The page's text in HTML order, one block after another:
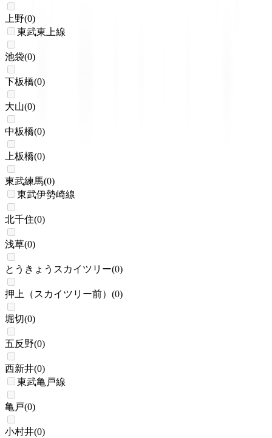
上野(0)
東武東上線
池袋(0)
下板橋(0)
大山(0)
中板橋(0)
上板橋(0)
東武練馬(0)
東武伊勢崎線
北千住(0)
浅草(0)
とうきょうスカイツリー(0)
押上（スカイツリー前） (0)
堀切(0)
五反野(0)
西新井(0)
東武亀戸線
亀戸(0)
小村井(0)